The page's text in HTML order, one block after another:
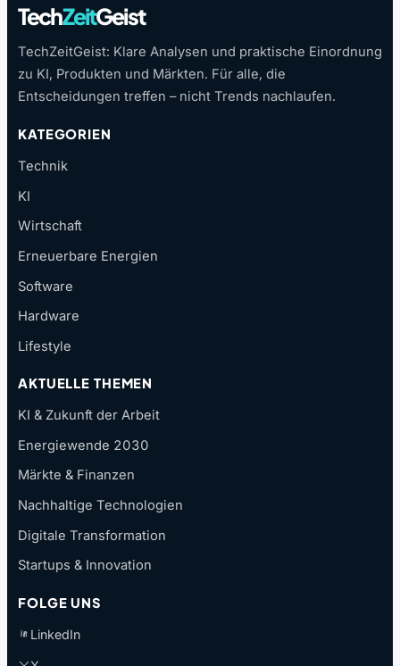
TechZeitGeist
TechZeitGeist: Klare Analysen und praktische Einordnung
zu KI, Produkten und Märkten. Für alle, die
Entscheidungen treffen – nicht Trends nachlaufen.
KATEGORIEN
Technik
KI
Wirtschaft
Erneuerbare Energien
Software
Hardware
Lifestyle
AKTUELLE THEMEN
KI & Zukunft der Arbeit
Energiewende 2030
Märkte & Finanzen
Nachhaltige Technologien
Digitale Transformation
Startups & Innovation
FOLGE UNS
LinkedIn